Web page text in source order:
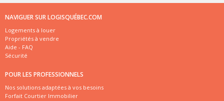
NAVIGUER SUR LOGISQUÉBEC.COM
Logements à louer
Propriétés à vendre
Aide - FAQ
Sécurité
POUR LES PROFESSIONNELS
Nos solutions adaptées à vos besoins
Forfait Courtier Immobilier